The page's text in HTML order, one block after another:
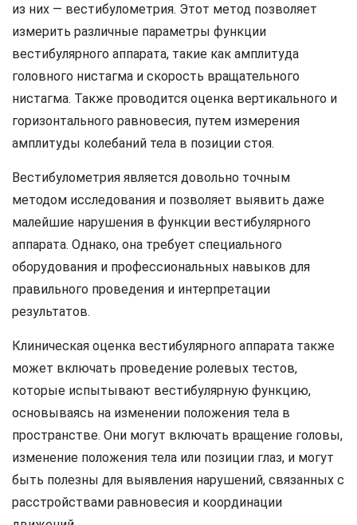
из них — вестибулометрия. Этот метод позволяет
измерить различные параметры функции
вестибулярного аппарата, такие как амплитуда
головного нистагма и скорость вращательного
нистагма. Также проводится оценка вертикального и
горизонтального равновесия, путем измерения
амплитуды колебаний тела в позиции стоя.
Вестибулометрия является довольно точным
методом исследования и позволяет выявить даже
малейшие нарушения в функции вестибулярного
аппарата. Однако, она требует специального
оборудования и профессиональных навыков для
правильного проведения и интерпретации
результатов.
Клиническая оценка вестибулярного аппарата также
может включать проведение ролевых тестов,
которые испытывают вестибулярную функцию,
основываясь на изменении положения тела в
пространстве. Они могут включать вращение головы,
изменение положения тела или позиции глаз, и могут
быть полезны для выявления нарушений, связанных с
расстройствами равновесия и координации